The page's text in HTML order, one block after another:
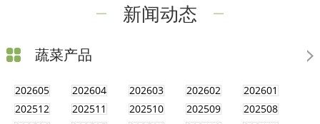
新闻动态
蔬菜产品
202605 202604 202603 202602
202601
202512
202511 202510 202509
202508